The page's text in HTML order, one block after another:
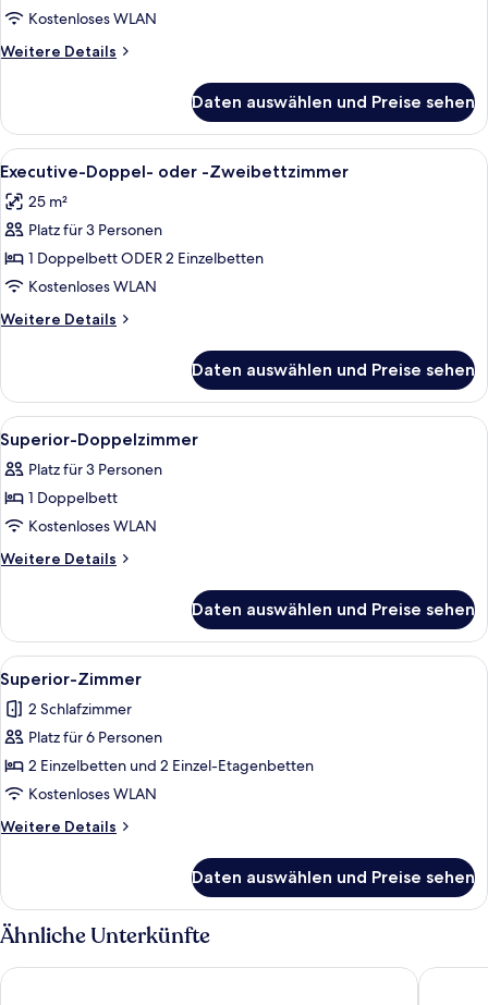
anzeigen
Kostenloses WLAN
Weitere Details
Weitere
Vierbettzimmer
Daten auswählen und Preise sehen
Alle
Fotos
für
Executive-
Doppel-
oder
-
Zweibettzimmer
Ein Hotelzimmer mit Bett,
5
Executive-Doppel- oder -Zweibettzimmer
25 m²
Platz für 3 Personen
1 Doppelbett ODER 2 Einzelbetten
Kostenloses WLAN
Weitere Details
Weitere
Doppel-
oder
-
Zweibettzimmer
Daten auswählen und Preise sehen
Alle
Fotos
für
Superior-
Doppelzimmer
anzeigen
Ein Hotelzimmer mit Bett, Schrank,
5
Superior-Doppelzimmer
Platz für 3 Personen
1 Doppelbett
Kostenloses WLAN
Weitere Details
Weitere
Doppelzimmer
Daten auswählen und Preise sehen
Alle
Fotos
für
Superior-
Zimmer
anzeigen
Ein Schlafraum mit Etagenbetten,
5
Superior-Zimmer
2 Schlafzimmer
Platz für 6 Personen
2 Einzelbetten und 2 Einzel-Etagenbetten
Kostenloses WLAN
Weitere Details
Weitere
Zimmer
Daten auswählen und Preise sehen
Ähnliche Unterkünfte
Thermae Palace Hotel